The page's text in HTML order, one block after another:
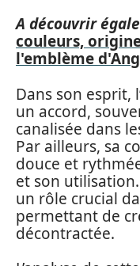
A découvrir
couleurs,
l'emblème
Dans son esprit,
un accord,
canalisée dans
Par ailleurs, sa
douce et
et son
un rôle crucial
permettant de
décontractée.